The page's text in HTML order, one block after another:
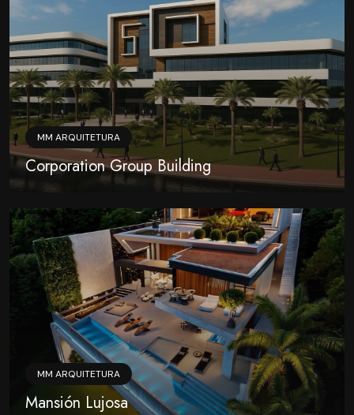
MM ARQUITETURA
Corporation Group Building
MM ARQUITETURA
Mansión Lujosa